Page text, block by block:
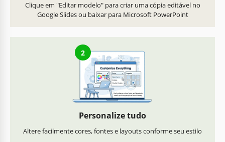
Clique em "Editar modelo" para criar uma cópia editável no
Google Slides ou baixar para Microsoft PowerPoint
2
Personalize tudo
Altere facilmente cores, fontes e layouts conforme seu estilo